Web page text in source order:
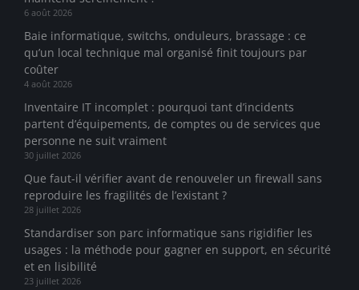
6 août 2026
Baie informatique, switchs, onduleurs, brassage : ce
qu’un local technique mal organisé finit toujours par
coûter
4 août 2026
Inventaire IT incomplet : pourquoi tant d’incidents
partent d’équipements, de comptes ou de services que
personne ne suit vraiment
30 juillet 2026
Que faut-il vérifier avant de renouveler un firewall sans
reproduire les fragilités de l’existant ?
28 juillet 2026
Standardiser son parc informatique sans rigidifier les
usages : la méthode pour gagner en support, en sécurité
et en lisibilité
23 juillet 2026